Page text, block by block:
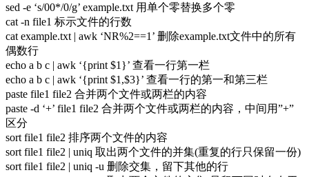
sed -e ‘s/00*/0/g’ example.txt 用单个零替换多个零
cat -n file1 标示文件的行数
cat example.txt | awk ‘NR%2==1’ 删除example.txt文件中的所有
偶数行
echo a b c | awk ‘{print $1}’ 查看一行第一栏
echo a b c | awk ‘{print $1,$3}’ 查看一行的第一和第三栏
paste file1 file2 合并两个文件或两栏的内容
paste -d ‘+’ file1 file2 合并两个文件或两栏的内容，中间用”+”
区分
sort file1 file2 排序两个文件的内容
sort file1 file2 | uniq 取出两个文件的并集(重复的行只保留一份)
sort file1 file2 | uniq -u 删除交集，留下其他的行